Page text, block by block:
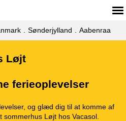
Sønderjylland Aabenraa
Løjt
ferieoplevelser
og glæd dig til at komme af
Løjt hos Vacasol.